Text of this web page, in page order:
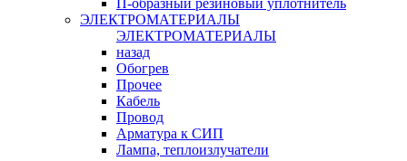
П-образный резиновый уплотнитель
ЭЛЕКТРОМАТЕРИАЛЫ
ЭЛЕКТРОМАТЕРИАЛЫ
назад
Обогрев
Прочее
Кабель
Провод
Арматура к СИП
Лампа, теплоизлучатели